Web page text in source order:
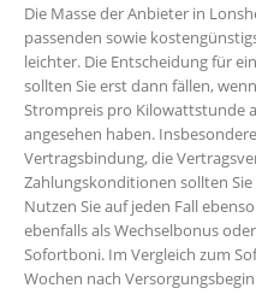
Die Masse der Anbieter in
passenden sowie
leichter. Die Entscheidung für
sollten Sie erst dann fällen,
Strompreis pro Kilowattstunde
angesehen haben.
Vertragsbindung, die
Zahlungskonditionen sollten
Nutzen Sie auf jeden Fall
ebenfalls als Wechselbonus
Sofortboni. Im Vergleich zum
Wochen nach